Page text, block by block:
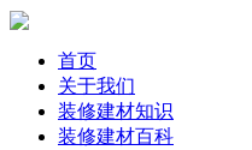
首页
关于我们
装修建材知识
装修建材百科